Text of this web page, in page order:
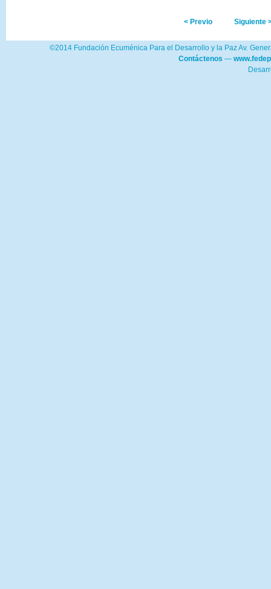
< Previo Siguiente
©2014 Fundación Ecuménica Para el Desarrollo y la Paz Av.
Contáctenos —